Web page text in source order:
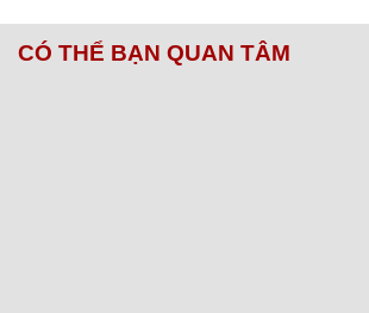
CÓ THỂ BẠN QUAN TÂM